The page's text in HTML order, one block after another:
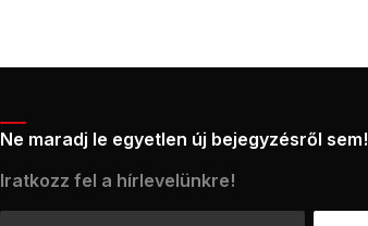
Ne maradj le egyetlen új bejegyzésről sem!
Iratkozz fel a hírlevelünkre!